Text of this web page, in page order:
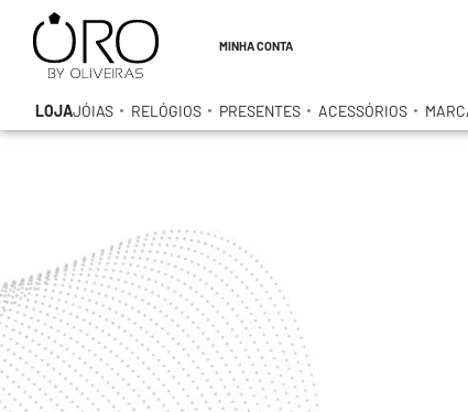
MINHA CONTA
LOJAJÓIAS RELÓGIOS PRESENTES ACESSÓRIOS